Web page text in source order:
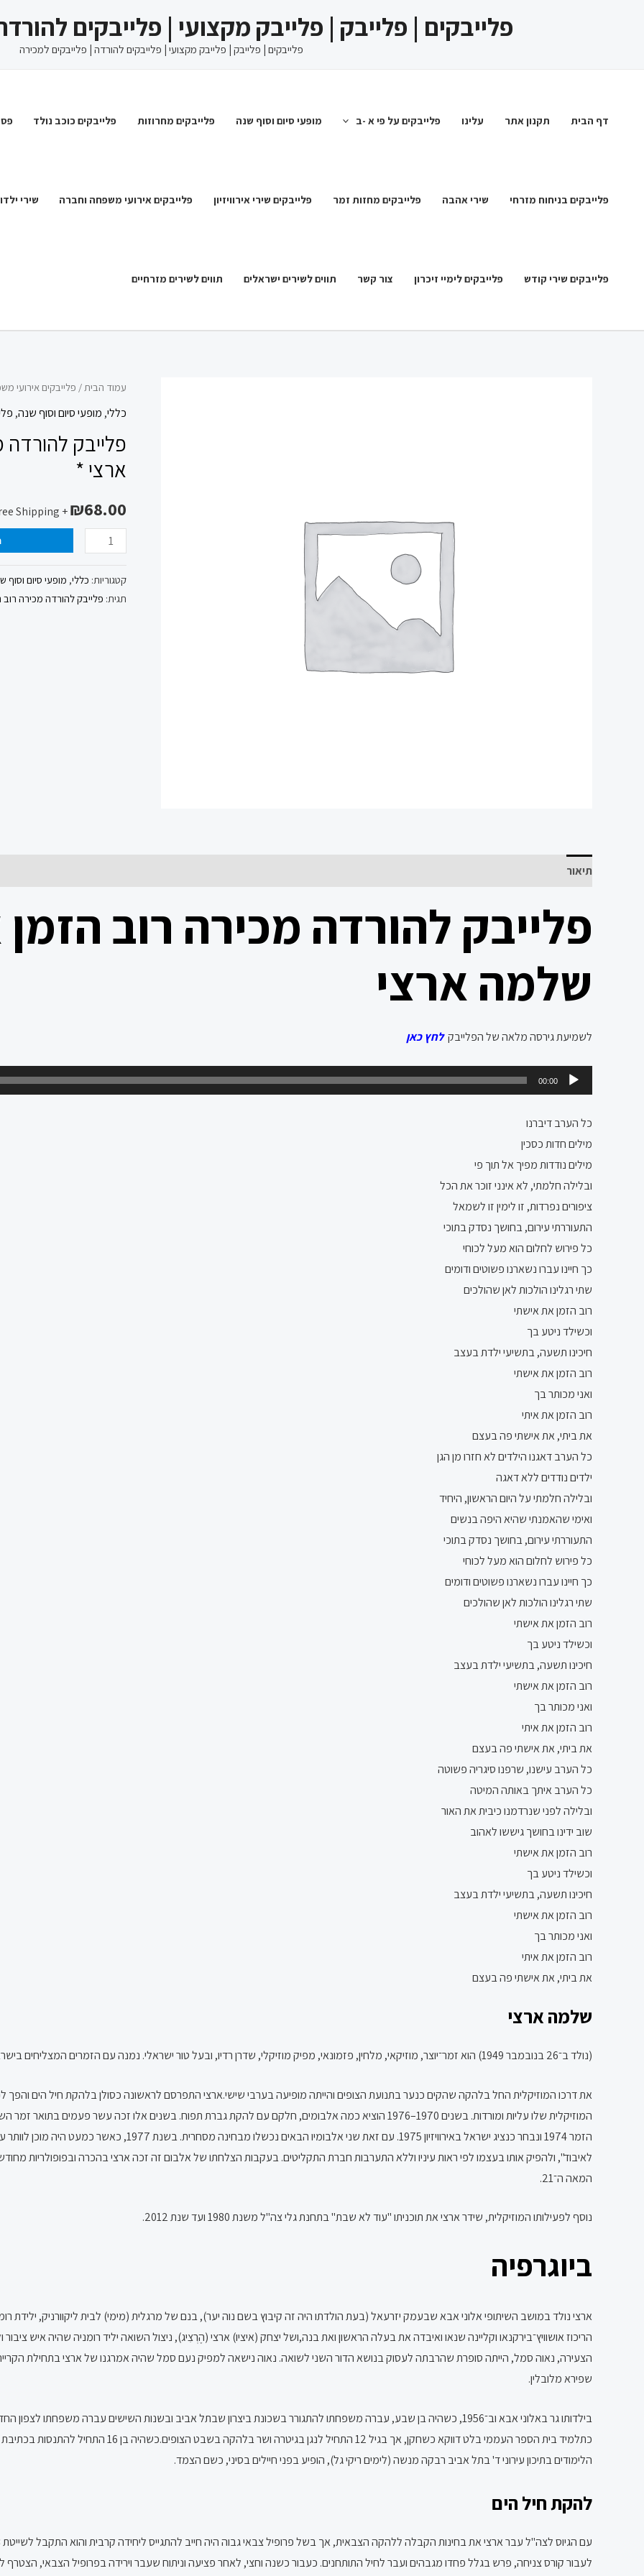
פלייבקים | פלייבק | פלייבק מקצועי | פלייבקים
פלייבקים | פלייבק | פלייבק מקצועי | פלייבקים להורדה | פלייבקים למכירה
דף הבית תקנון אתר עלינו פלייבקים על פי א -ב מופעי סיום וסוף שנה פלייבקים מחרוזות פלייבקים כוכב נולד
פלייבקים בניחוח מזרחי שירי אהבה פלייבקים מחזות זמר פלייבקים שירי אירוויזיון פלייבקים אירועי משפחה וחברה שירי
פלייבקים שירי קודש פלייבקים לימיי זיכרון צור קשר תווים לשירים ישראלים תווים לשירים מזרחיים
עמוד הבית/ פלייבקים אירועי
כללי, מופעי סיום וסוף שנה,
פלייבק
ארצי *
₪68.00
+ Free Shipping
כמות
של
להורדה
מכירה
הזמן
את
אשתי
שלמה
ארצי
קטגוריות: כללי, מופעי סיום וסוף
תגית: פלייבק להורדה מכירה
תיאור
פלייבק להורדה מכירה רוב
שלמה ארצי
לשמיעת גירסה מלאה של הפלייבקלחץ כאן
אודיו
00:00
כל הערב דיברנו
מילים חדות כסכין
מילים נודדות מפיך אל תוך פי
ובלילה חלמתי, לא אינני זוכר את הכל
ציפורים נפרדות, זו לימין זו לשמאל
התעוררתי עירום, בחושך נסדק בתוכי
כל פירוש לחלום הוא מעל לכוחי
כך חיינו עברו נשארנו פשוטים ודומים
שתי רגלינו הולכות לאן שהולכים
רוב הזמן את אישתי
וכשילד ניטע בך
חיכינו תשעה, בתשיעי ילדת בעצב
רוב הזמן את אישתי
ואני מכותר בך
רוב הזמן את איתי
את ביתי, את אישתי פה בעצם
כל הערב דאגנו הילדים לא חזרו מן הגן
ילדים נודדים ללא דאגה
ובלילה חלמתי על היום הראשון, היחיד
ואימי שהאמנתי שהיא היפה בנשים
התעוררתי עירום, בחושך נסדק בתוכי
כל פירוש לחלום הוא מעל לכוחי
כך חיינו עברו נשארנו פשוטים ודומים
שתי רגלינו הולכות לאן שהולכים
רוב הזמן את אישתי
וכשילד ניטע בך
חיכינו תשעה, בתשיעי ילדת בעצב
רוב הזמן את אישתי
ואני מכותר בך
רוב הזמן את איתי
את ביתי, את אישתי פה בעצם
כל הערב עישנו, שרפנו סיגריה פשוטה
כל הערב איתך באותה המיטה
ובלילה לפני שנרדמנו כיבית את האור
שוב ידינו בחושך גיששו לאהוב
רוב הזמן את אישתי
וכשילד ניטע בך
חיכינו תשעה, בתשיעי ילדת בעצב
רוב הזמן את אישתי
ואני מכותר בך
רוב הזמן את איתי
את ביתי, את אישתי פה בעצם
שלמה ארצי
(נולד ב־26 בנובמבר 1949) הוא זמר־יוצר, מוזיקאי, מלחין, פזמונאי, מפיק מוזיקלי, שדרן רדיו, ובעל טור ישראלי. נמנה עם הזמרים המצליחים בישראל ובזמר העברי.
המוזיקלית שלו עליות ומורדות. בשנים 1970–1976 הוציא כמה אלבומים, חלקם עם להקת גברת תפוח. בשנים אלו זכה
הזמר 1974 ונבחר כנציג ישראל באירוויזיון 1975. עם זאת שני
לאיבוד", ולהפיק אותו בעצמו לפי ראות עיניו וללא התערבות חברת התקליטים. בעקבות הצלחתו של אלבום זה זכה ארצי בהכרה ובפופולריות
המאה ה־21.
נוסף לפעילותו המוזיקלית, שידר ארצי את תוכניתו "עוד לא שבת" בתחנת גלי צה"ל משנת 1980 ועד שנת 2012.
ביוגרפיה
ארצי נולד במושב השיתופי אלוני אבא שבעמק יזרעאל (בעת הולדתו היה זה קיבוץ בשם נוה יער), בנם של מרגלית (מימי) לבית ליקוורניק, ילידת
הצעירה, נאוה סמל, הייתה סופרת שהרבתה לעסוק בנושא הדור השני לשואה. נאוה נישאה למפיק נעם סמל שהיה אמרגנו של ארצי בתחילת
שפירא מלובלין.
בילדותו גר באלוני אבא וב־1956, כשהיה בן שבע, עברה משפחתו להתגורר בשכונת ביצרון שבתל אביב ובשנות השישים עברה משפחתו
כתלמיד בית הספר העממי בלט דווקא כשחקן, אך בגיל 12
הלימודים בתיכון עירוני ד' בתל אביב רבקה מנשה (לימים ריקי גל), הופיע בפני חיילים בסיני, כשם הצמד.
להקת חיל הים
לעבור קורס צניחה, פרש בגלל פחדו מגבהים ועבר לחיל התותחנים. כעבור כשנה וחצי, לאחר פציעה וניתוח שעבר וירידה בפרופיל הצבאי,